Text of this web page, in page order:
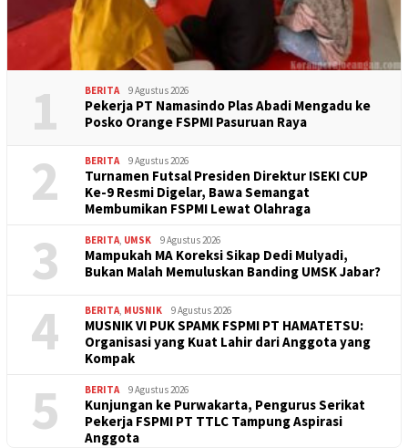
1 BERITA 9 Agustus 2026
Pekerja PT Namasindo Plas Abadi Mengadu ke
Posko Orange FSPMI Pasuruan Raya
2 BERITA 9 Agustus 2026
Turnamen Futsal Presiden Direktur ISEKI CUP
Ke-9 Resmi Digelar, Bawa Semangat
Membumikan FSPMI Lewat Olahraga
3 BERITA, UMSK 9 Agustus 2026
Mampukah MA Koreksi Sikap Dedi Mulyadi,
Bukan Malah Memuluskan Banding UMSK Jabar?
4 BERITA, MUSNIK 9 Agustus 2026
MUSNIK VI PUK SPAMK FSPMI PT HAMATETSU:
Organisasi yang Kuat Lahir dari Anggota yang
Kompak
5 BERITA 9 Agustus 2026
Kunjungan ke Purwakarta, Pengurus Serikat
Pekerja FSPMI PT TTLC Tampung Aspirasi
Anggota